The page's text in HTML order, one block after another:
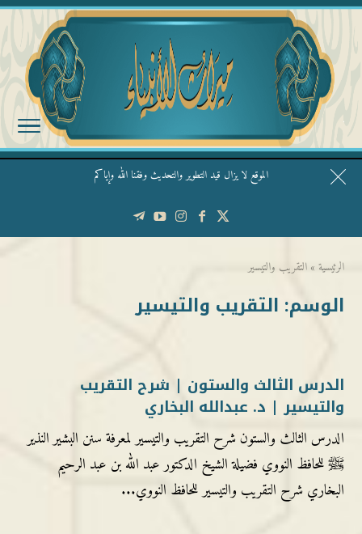
الموقع لا يزال قيد التطوير والتحديث وفقنا الله وإياكم
قال الشيخ ربيع وفقه الله: نحن ليس عندنا تقديس الأشخاص
الرئيسية » التقريب والتيسير
الوسم: التقريب والتيسير
الدرس الثالث والستون | شرح التقريب
والتيسير | د. عبدالله البخاري
الدرس الثالث والستون شرح التقريب والتيسير لمعرفة سنن البشير النذير
ﷺ للحافظ النووي فضيلة الشيخ الدكتور عبد الله بن عبد الرحيم
البخاري شرح التقريب والتيسير للحافظ النووي...